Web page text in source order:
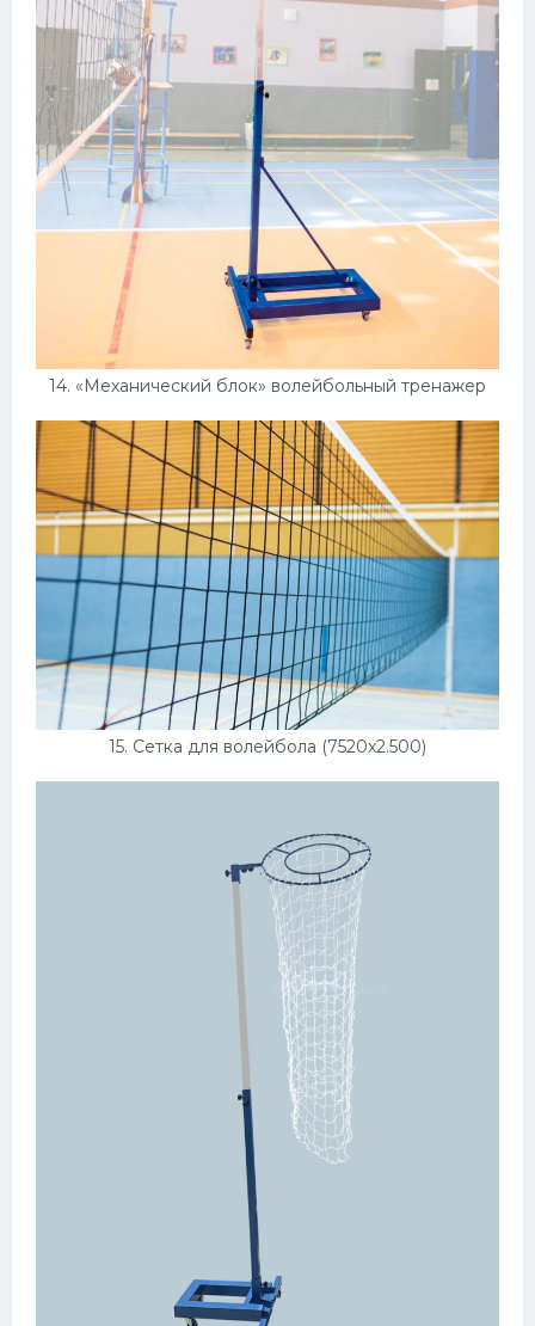
14. «Механический блок» волейбольный тренажер
15. Сетка для волейбола (7520x2.500)